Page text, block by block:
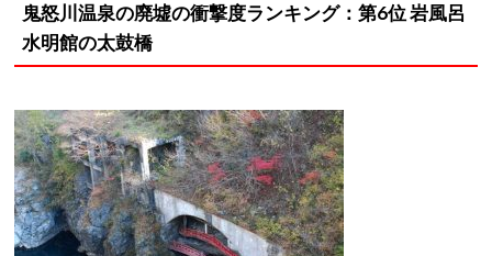
鬼怒川温泉の廃墟の衝撃度ランキング：第6位 岩風呂
水明館の太鼓橋